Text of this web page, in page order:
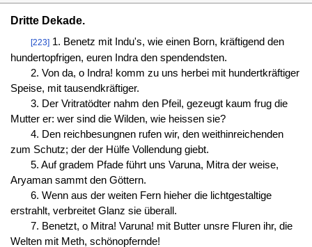
Dritte Dekade.
[223]1. Benetz mit Indu's, wie einen Born, kräftigend den
hundertopfrigen, euren Indra den spendendsten.
2. Von da, o Indra! komm zu uns herbei mit hundertkräftiger
Speise, mit tausendkräftiger.
3. Der Vritratödter nahm den Pfeil, gezeugt kaum frug die
Mutter er: wer sind die Wilden, wie heissen sie?
4. Den reichbesungnen rufen wir, den weithinreichenden
zum Schutz; der der Hülfe Vollendung giebt.
5. Auf gradem Pfade führt uns Varuna, Mitra der weise,
Aryaman sammt den Göttern.
6. Wenn aus der weiten Fern hieher die lichtgestaltige
erstrahlt, verbreitet Glanz sie überall.
7. Benetzt, o Mitra! Varuna! mit Butter unsre Fluren ihr, die
Welten mit Meth, schönopfernde!